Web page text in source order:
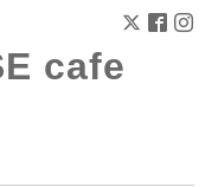
cafe